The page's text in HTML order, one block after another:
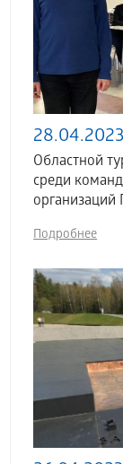
28.04.2023
Областной
среди
Подробнее